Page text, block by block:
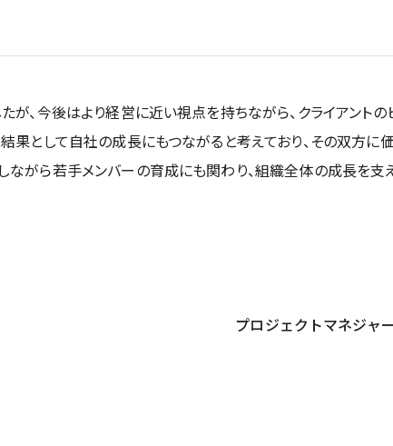
が、今後はより経営に近い視点を持ちながら、クライアントの
果として自社の成長にもつながると考えており、その双方に
ながら若手メンバーの育成にも関わり、組織全体の成長を支
プロジェクトマネジャ